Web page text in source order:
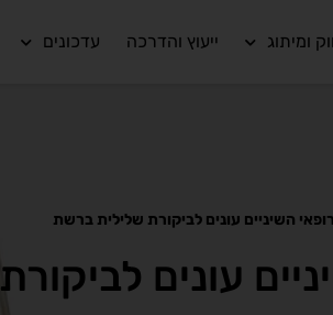
ומיתוג ייעוץ והדרכה עדכונים